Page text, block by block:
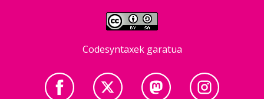
Codesyntaxek garatua